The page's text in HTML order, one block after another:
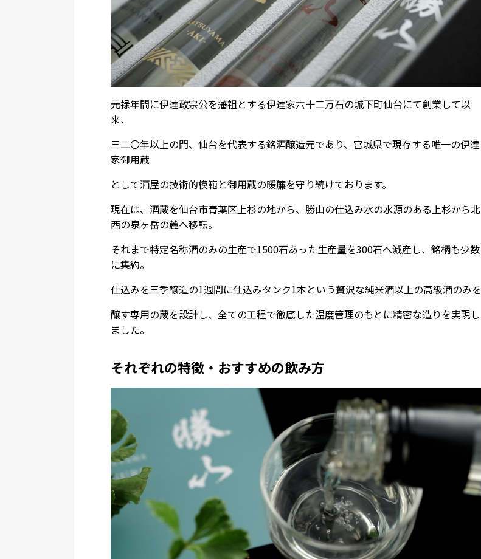
元禄年間に伊達政宗公を藩祖とする伊達家六十二万石の城下町仙台にて創業して以
来、
三二〇年以上の間、仙台を代表する銘酒醸造元であり、宮城県で現存する唯一の伊達
家御用蔵
として酒屋の技術的模範と御用蔵の暖簾を守り続けております。
現在は、酒蔵を仙台市青葉区上杉の地から、勝山の仕込み水の水源のある上杉から北
西の泉ヶ岳の麓へ移転。
それまで特定名称酒のみの生産で1500石あった生産量を300石へ減産し、 銘柄も少数
に集約。
仕込みを三季醸造の1週間に仕込みタンク1本という贅沢な純米酒以上の高級酒のみを
醸す専用の蔵を設計し、全ての工程で徹底した温度管理のもとに精密な造りを実現し
ました。
それぞれの特徴・おすすめの飲み方